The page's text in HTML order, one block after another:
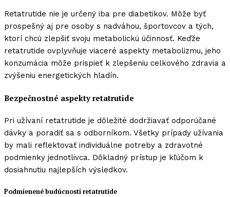
Retatrutide nie je určený iba pre diabetikov. Môže byť
prospešný aj pre osoby s nadváhou, športovcov a tých,
ktorí chcú zlepšiť svoju metabolickú účinnosť. Keďže
retatrutide ovplyvňuje viaceré aspekty metabolizmu, jeho
konzumácia môže prispieť k zlepšeniu celkového zdravia a
zvýšeniu energetických hladín.
Bezpečnostné aspekty retatrutide
Pri užívaní retatrutide je dôležité dodržiavať odporúčané
dávky a poradiť sa s odborníkom. Všetky prípady užívania
by mali reflektovať individuálne potreby a zdravotné
podmienky jednotlivca. Dôkladný prístup je kľúčom k
dosiahnutiu najlepších výsledkov.
Podmienené budúcnosti retatrutide